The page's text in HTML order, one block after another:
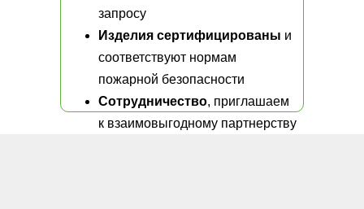
запросу
Изделия сертифицированы и
соответствуют нормам
пожарной безопасности
Сотрудничество, приглашаем
к взаимовыгодному партнерству